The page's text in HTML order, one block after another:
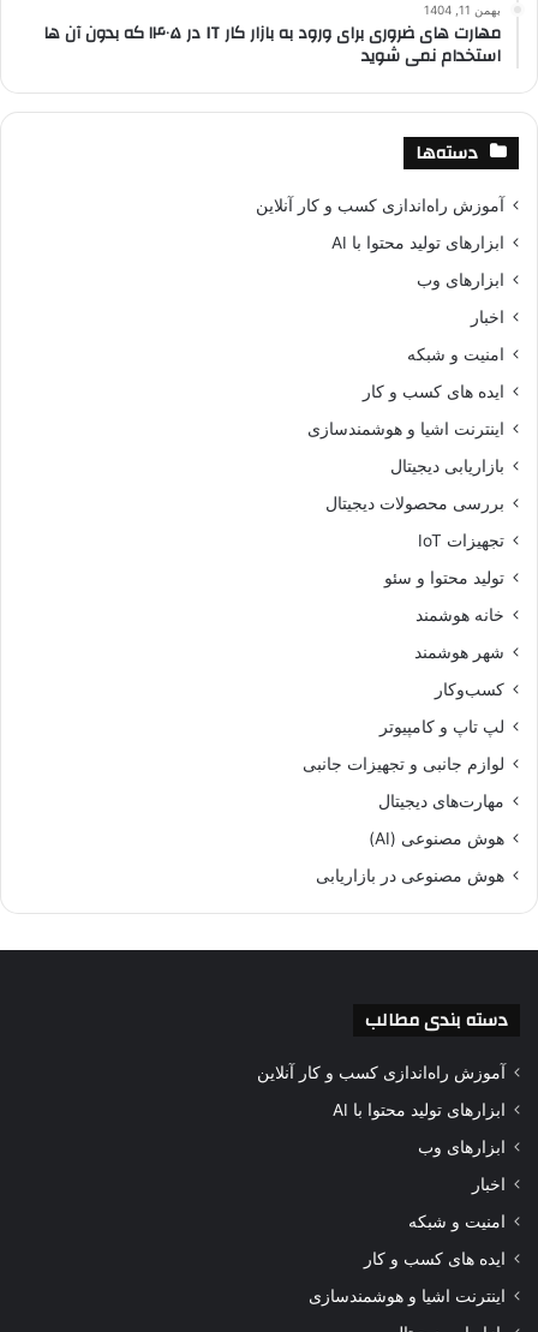
بهمن 11, 1404
مهارت های ضروری برای ورود به بازار کار IT در ۱۴۰۵ که بدون آن ها
استخدام نمی شوید
دسته‌ها
آموزش راه‌اندازی کسب و کار آنلاین
ابزارهای تولید محتوا با AI
ابزارهای وب
اخبار
امنیت و شبکه
ایده های کسب و کار
اینترنت اشیا و هوشمندسازی
بازاریابی دیجیتال
بررسی محصولات دیجیتال
تجهیزات IoT
تولید محتوا و سئو
خانه هوشمند
شهر هوشمند
کسب‌وکار
لپ تاپ و کامپیوتر
لوازم جانبی و تجهیزات جانبی
مهارت‌های دیجیتال
هوش مصنوعی (AI)
هوش مصنوعی در بازاریابی
دسته بندی مطالب
آموزش راه‌اندازی کسب و کار آنلاین
ابزارهای تولید محتوا با AI
ابزارهای وب
اخبار
امنیت و شبکه
ایده های کسب و کار
اینترنت اشیا و هوشمندسازی